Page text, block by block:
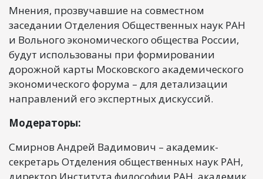
Мнения, прозвучавшие на совместном
заседании Отделения Общественных наук РАН
и Вольного экономического общества России,
будут использованы при формировании
дорожной карты Московского академического
экономического форума – для детализации
направлений его экспертных дискуссий.
Модераторы:
Смирнов Андрей Вадимович – академик-
секретарь Отделения общественных наук РАН,
директор Института философии РАН, академик